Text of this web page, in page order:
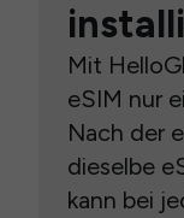
Mit
eSIM nur
Nach der
dieselbe
kann bei